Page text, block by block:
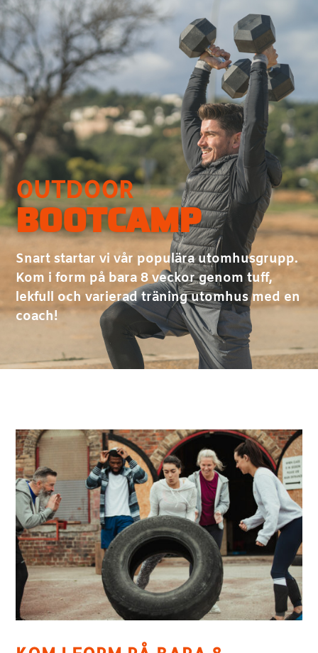
OUTDOOR
BOOTCAMP
Snart startar vi vår populära utomhusgrupp.
Kom i form på bara 8 veckor genom tuff,
lekfull och varierad träningutomhus med en
coach!